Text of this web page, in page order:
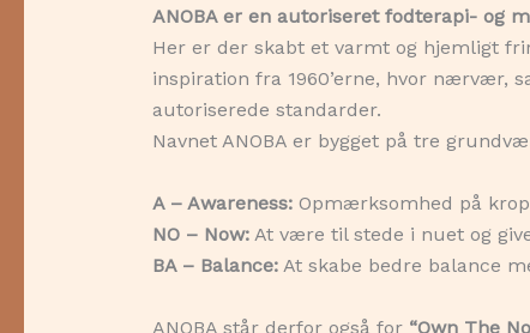
ANOBA er en autoriseret fodterapi- og
Her er der skabt et varmt og hjemligt
inspiration fra 1960’erne, hvor nærvær,
autoriserede standarder.
Navnet ANOBA er bygget på tre
A – Awareness:Opmærksomhed på
NO – Now:At være til stede i nuet og
BA – Balance:At skabe bedre balance
ANOBA står derfor også for “Own The